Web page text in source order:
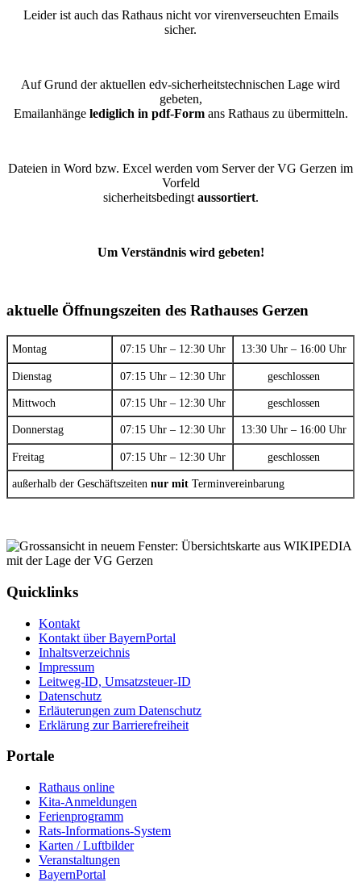
Leider ist auch das Rathaus nicht vor virenverseuchten Emails
sicher.
Auf Grund der aktuellen edv-sicherheitstechnischen Lage wird
gebeten,
Emailanhänge lediglich in pdf-Formans Rathaus zu übermitteln.
Dateien in Word bzw. Excel werden vom Server der VG Gerzen im
Vorfeld
sicherheitsbedingt aussortiert.
Um Verständnis wird gebeten!
aktuelle Öffnungszeiten des Rathauses Gerzen
Montag 07:15 Uhr – 12:30 Uhr 13:30 Uhr – 16:00 Uhr
Dienstag 07:15 Uhr – 12:30 Uhr geschlossen
Mittwoch 07:15 Uhr – 12:30 Uhr geschlossen
Donnerstag 07:15 Uhr – 12:30 Uhr 13:30 Uhr – 16:00 Uhr
Freitag 07:15 Uhr – 12:30 Uhr geschlossen
außerhalb der Geschäftszeiten nur mit Terminvereinbarung
Quicklinks
Kontakt
Kontakt über BayernPortal
Inhaltsverzeichnis
Impressum
Leitweg-ID, Umsatzsteuer-ID
Datenschutz
Erläuterungen zum Datenschutz
Erklärung zur Barrierefreiheit
Portale
Rathaus online
Kita-Anmeldungen
Ferienprogramm
Rats-Informations-System
Karten / Luftbilder
Veranstaltungen
BayernPortal